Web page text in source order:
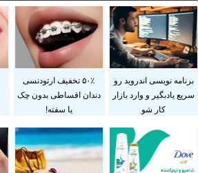
برنامه نویسی اندروید رو
سریع یادبگیر و وارد بازار
کار شو
۵۰٪ تخفیف ارتودنسی
دندان اقساطی بدون چک
یا سفته!